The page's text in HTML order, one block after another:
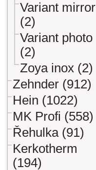
Variant mirror
(2)
Variant photo
(2)
Zoya inox (2)
Zehnder (912)
Hein (1022)
MK Profi (558)
Řehulka (91)
Kerkotherm
(194)